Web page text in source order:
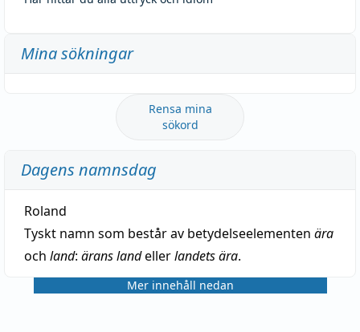
Mina sökningar
Rensa mina
sökord
Dagens namnsdag
Roland
Tyskt namn som består av betydelseelementen ära
och land: ärans landellerlandets ära.
Mer innehåll nedan